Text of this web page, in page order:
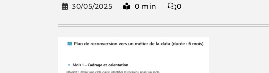
30/05/2025 0 min 0